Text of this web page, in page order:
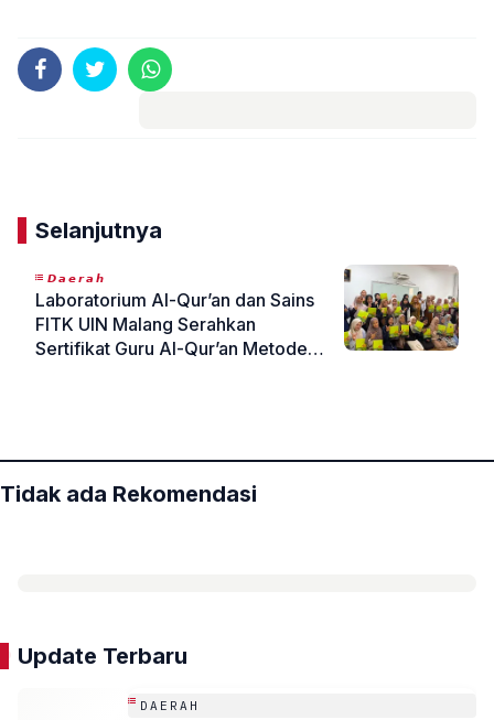
Selanjutnya
𝘿𝙖𝙚𝙧𝙖𝙝
Laboratorium Al-Qur’an dan Sains
FITK UIN Malang Serahkan
Sertifikat Guru Al-Qur’an Metode
Tidak ada Rekomendasi
Update Terbaru
DAERAH